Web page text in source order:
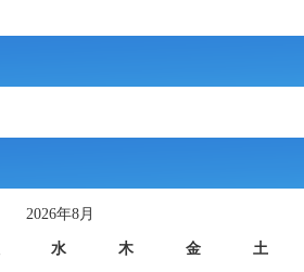
2026年8月
水 木 金
土